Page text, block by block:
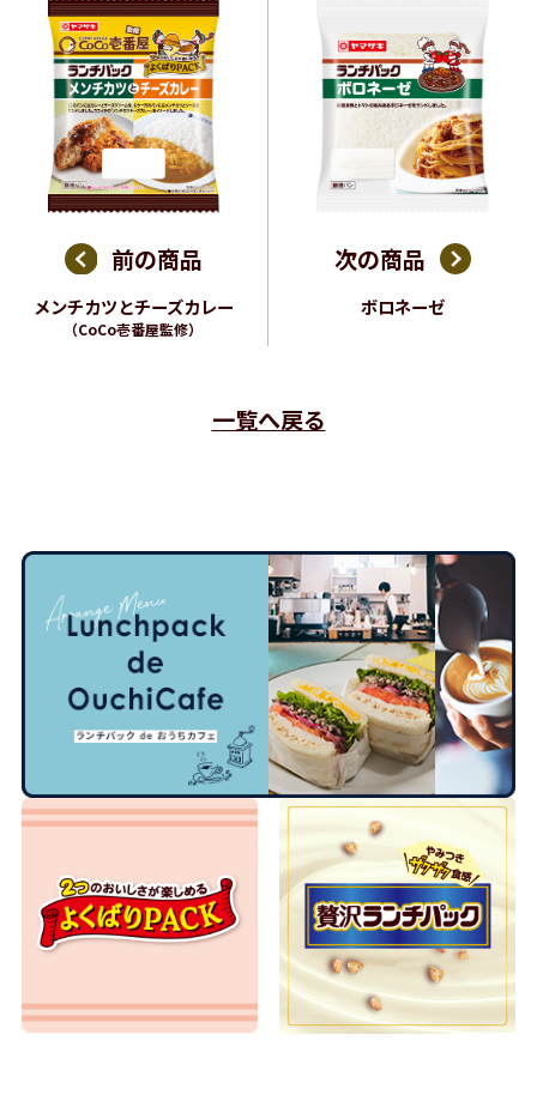
前の商品
メンチカツとチーズカレー
（CoCo壱番屋監修）
一覧へ戻る
次の商品
ボロネーゼ